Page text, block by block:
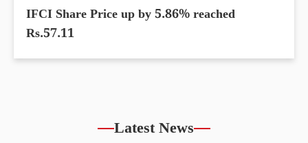
IFCI Share Price up by 5.86% reached
Rs.57.11
Latest News